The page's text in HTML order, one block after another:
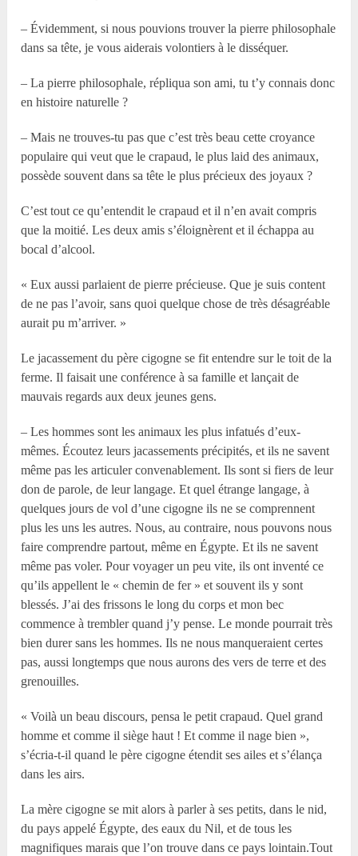
– Évidemment, si nous pouvions trouver la pierre philosophale
dans sa tête, je vous aiderais volontiers à le disséquer.
– La pierre philosophale, répliqua son ami, tu t’y connais donc
en histoire naturelle ?
– Mais ne trouves-tu pas que c’est très beau cette croyance
populaire qui veut que le crapaud, le plus laid des animaux,
possède souvent dans sa tête le plus précieux des joyaux ?
C’est tout ce qu’entendit le crapaud et il n’en avait compris
que la moitié. Les deux amis s’éloignèrent et il échappa au
bocal d’alcool.
« Eux aussi parlaient de pierre précieuse. Que je suis content
de ne pas l’avoir, sans quoi quelque chose de très désagréable
aurait pu m’arriver. »
Le jacassement du père cigogne se fit entendre sur le toit de la
ferme. Il faisait une conférence à sa famille et lançait de
mauvais regards aux deux jeunes gens.
– Les hommes sont les animaux les plus infatués d’eux-
mêmes. Écoutez leurs jacassements précipités, et ils ne savent
même pas les articuler convenablement. Ils sont si fiers de leur
don de parole, de leur langage. Et quel étrange langage, à
quelques jours de vol d’une cigogne ils ne se comprennent
plus les uns les autres. Nous, au contraire, nous pouvons nous
faire comprendre partout, même en Égypte. Et ils ne savent
même pas voler. Pour voyager un peu vite, ils ont inventé ce
qu’ils appellent le « chemin de fer » et souvent ils y sont
blessés. J’ai des frissons le long du corps et mon bec
commence à trembler quand j’y pense. Le monde pourrait très
bien durer sans les hommes. Ils ne nous manqueraient certes
pas, aussi longtemps que nous aurons des vers de terre et des
grenouilles.
« Voilà un beau discours, pensa le petit crapaud. Quel grand
homme et comme il siège haut ! Et comme il nage bien »,
s’écria-t-il quand le père cigogne étendit ses ailes et s’élança
dans les airs.
La mère cigogne se mit alors à parler à ses petits, dans le nid,
du pays appelé Égypte, des eaux du Nil, et de tous les
magnifiques marais que l’on trouve dans ce pays lointain.Tout